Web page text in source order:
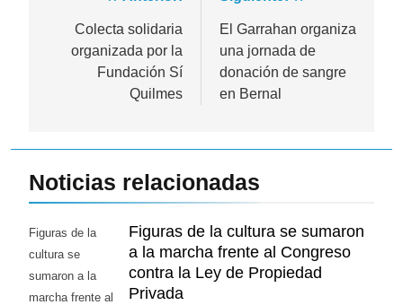
entradas
Colecta solidaria
organizada por la
Fundación Sí
Quilmes
El Garrahan organiza
una jornada de
donación de sangre
en Bernal
Noticias relacionadas
Figuras de la
cultura se
sumaron a la
marcha frente al
Figuras de la cultura se sumaron
a la marcha frente al Congreso
contra la Ley de Propiedad
Privada